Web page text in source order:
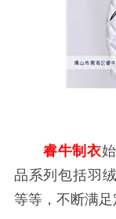
睿牛制衣
品系列包括羽
等等，不断满足